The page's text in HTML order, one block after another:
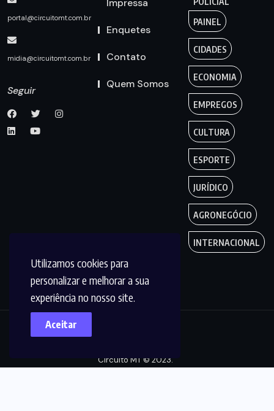
Utilizamos cookies para
personalizar e melhorar a sua
experiência no nosso site.
Aceitar
portal@circuitomt.com.br
midia@circuitomt.com.br
Seguir
Impressa
Enquetes
Contato
Quem Somos
PAINEL
CIDADES
ECONOMIA
EMPREGOS
CULTURA
ESPORTE
JURÍDICO
AGRONEGÓCIO
INTERNACIONAL
Circuito MT © 2023.